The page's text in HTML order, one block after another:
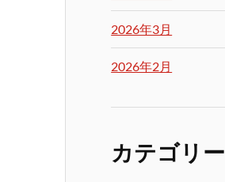
2026年3月
2026年2月
カテゴリー